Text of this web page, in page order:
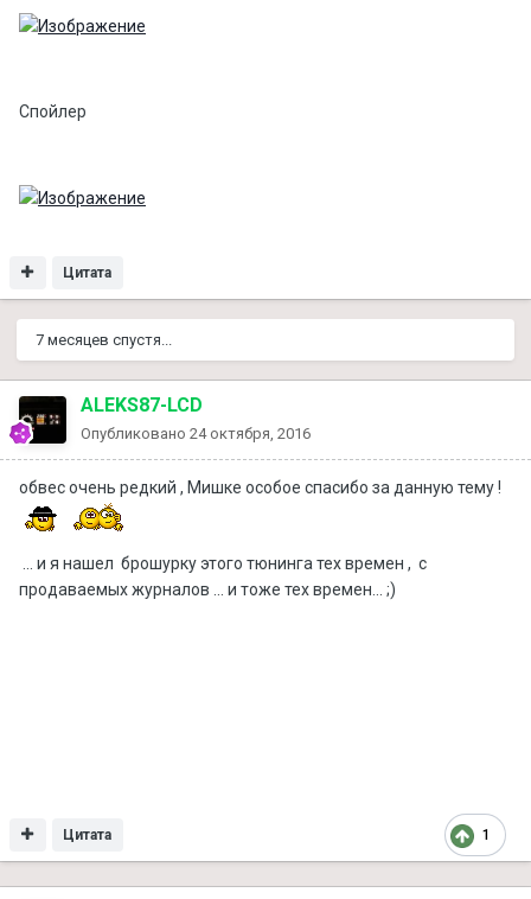
Спойлер
Цитата
7 месяцев спустя...
ALEKS87-LCD
Опубликовано 24 октября, 2016
обвес очень редкий , Мишке особое спасибо за данную тему !
... и я нашел брошурку этого тюнинга тех времен , с
продаваемых журналов ... и тоже тех времен... ;)
1
Цитата